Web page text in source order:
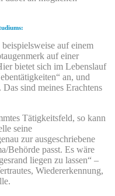
auf einem
auf einer
bietet sich im Lebenslauf
an, und
sind meines Erachtens
Tätigkeitsfeld, so kann
seine
zur ausgeschriebene
Behörde passt. Es wäre
liegen zu lassen“ –
Wiedererkennung,